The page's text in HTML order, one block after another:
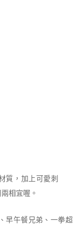
質，加上可愛刺
相宜喔。